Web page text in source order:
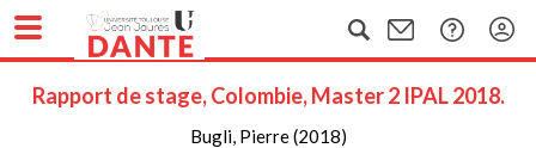
Rapport de stage, Colombie, Master 2 IPAL 2018.
Bugli, Pierre (2018)